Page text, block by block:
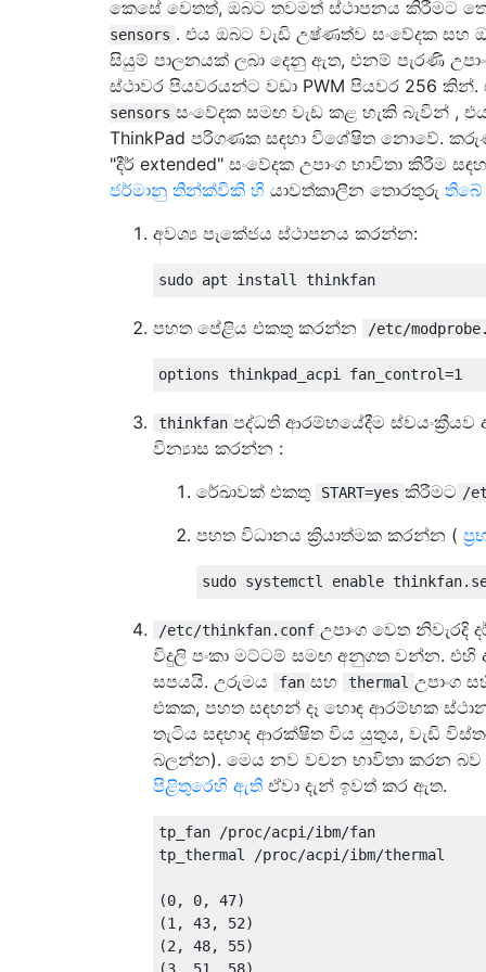
කෙසේ වෙතත්, ඔබට තවමත් ස්ථාපනය කිරීමට
sensors . එය ඔබට වැඩි උෂ්ණත්ව සංවේදක සහ
සියුම් පාලනයක් ලබා දෙනු ඇත, එනම් පැරණි
ස්ථාවර පියවරයන්ට වඩා PWM පියවර 256
sensors සංවේදක සමඟ වැඩ කළ හැකි බැවින් ,
ThinkPad පරිගණක සඳහා විශේෂිත නොවේ.
"දීර් extended" සංවේදක උපාංග භාවිතා කිරීම
ජර්මානු තින්ක්විකි හි යාවත්කාලීන තොරතුරු තිබේ
අවශ්‍ය පැකේජය ස්ථාපනය කරන්න:
පහත පේළිය එකතු කරන්න /etc/
thinkfan පද්ධති ආරම්භයේදීම
වින්‍යාස කරන්න :
රේඛාවක් එකතු
START=yes කිරීමට /
පහත විධානය ක්‍රියාත්මක කරන්න (
/etc/thinkfan.conf උපාංග වෙත නිවැරදි
විදුලි පංකා මට්ටම් සමඟ අනුගත වන්න. එහි
සපයයි. උරුමය
fan සහ thermal උපාංග
එකක, පහත සඳහන් දෑ හොඳ ආරම්භක
තැටිය සඳහාද ආරක්ෂිත විය යුතුය, වැඩි
බලන්න). මෙය නව වචන භාවිතා කරන
පිළිතුරෙහි ඇති ඒවා දැන් ඉවත් කර ඇත.
tp_fan /proc/acpi/ibm/fan
tp_thermal /proc/acpi/ibm/thermal
(0, 0, 47)
(1, 43, 52)
(2, 48, 55)
(3, 51, 58)